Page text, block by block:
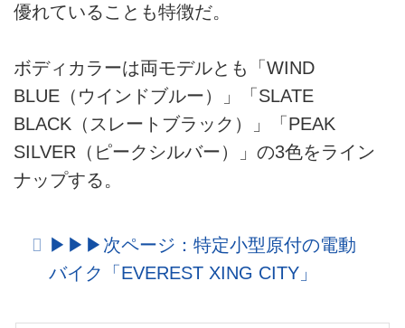
優れていることも特徴だ。
ボディカラーは両モデルとも「WIND
BLUE（ウインドブルー）」「SLATE
BLACK（スレートブラック）」「PEAK
SILVER（ピークシルバー）」の3色をライン
ナップする。
▶︎▶︎▶︎次ページ：特定小型原付の電動
バイク「EVEREST XING CITY」